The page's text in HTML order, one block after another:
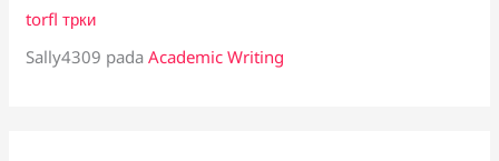
torfl трки
Sally4309 padaAcademic Writing